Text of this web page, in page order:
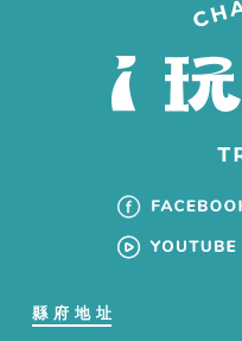
縣府地址